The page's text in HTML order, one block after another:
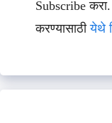
Subscribe
करण्यासाठीयेथे